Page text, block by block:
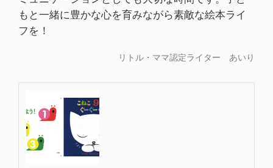
もと一緒に豊かな心を育みながら素敵な絵本ライ
フを！
リトル・ママ認定ライター あいり